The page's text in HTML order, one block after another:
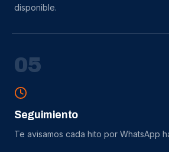
disponible.
05
Seguimiento
Te avisamos cada hito por WhatsApp